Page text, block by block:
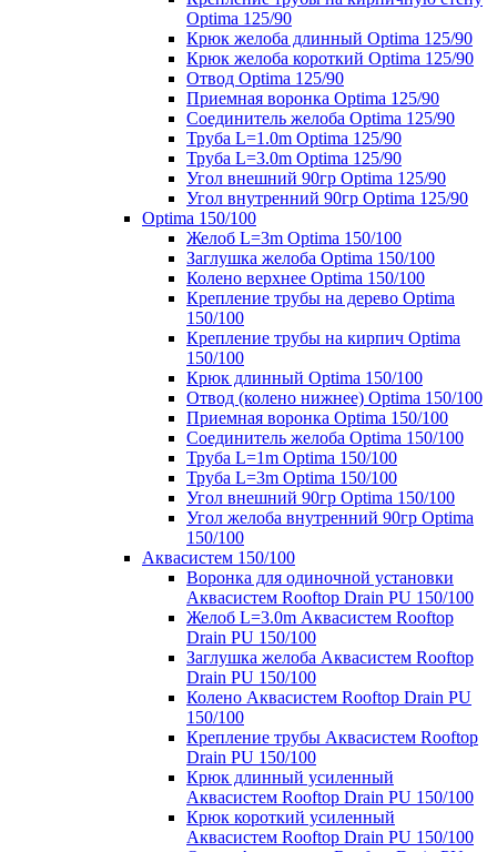
Optima 125/90
Крюк желоба длинный Optima 125/90
Крюк желоба короткий Optima 125/90
Отвод Optima 125/90
Приемная воронка Optima 125/90
Соединитель желоба Optima 125/90
Труба L=1.0m Optima 125/90
Труба L=3.0m Optima 125/90
Угол внешний 90гр Optima 125/90
Угол внутренний 90гр Optima 125/90
Optima 150/100
Желоб L=3m Optima 150/100
Заглушка желоба Optima 150/100
Колено верхнее Optima 150/100
Крепление трубы на дерево Optima
150/100
Крепление трубы на кирпич Optima
150/100
Крюк длинный Optima 150/100
Отвод (колено нижнее) Optima 150/100
Приемная воронка Optima 150/100
Соединитель желоба Optima 150/100
Труба L=1m Optima 150/100
Труба L=3m Optima 150/100
Угол внешний 90гр Optima 150/100
Угол желоба внутренний 90гр Optima
150/100
Аквасистем 150/100
Воронка для одиночной установки
Аквасистем Rooftop Drain PU 150/100
Желоб L=3.0m Аквасистем Rooftop
Drain PU 150/100
Заглушка желоба Аквасистем Rooftop
Drain PU 150/100
Колено Аквасистем Rooftop Drain PU
150/100
Крепление трубы Аквасистем Rooftop
Drain PU 150/100
Крюк длинный усиленный
Аквасистем Rooftop Drain PU 150/100
Крюк короткий усиленный
Аквасистем Rooftop Drain PU 150/100